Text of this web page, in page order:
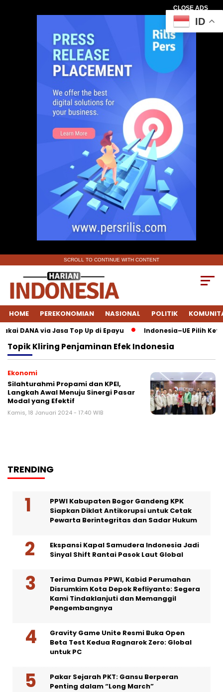
CLOSE ADS
SCROLL TO CONTINUE WITH CONTENT
HOME PEREKONOMIAN NASIONAL POLITIK
DANA via Jasa Top Up di Epayu Indonesia–UE Pilih
TopikKliring Penjaminan Efek Indonesia
Ekonomi
Silahturahmi Propami dan KPEI,
Langkah Awal Menuju Sinergi Pasar
Modal yang Efektif
Kamis, 18 Januari 2024 - 17:40 WIB
TRENDING
PPWI Kabupaten Bogor Gandeng KPK
Siapkan Diklat Antikorupsi untuk Cetak
Pewarta Berintegritas dan Sadar Hukum
Ekspansi Kapal Samudera Indonesia Jadi
Sinyal Shift Rantai Pasok Laut Global
Terima Dumas PPWI, Kabid Perumahan
Disrumkim Kota Depok Refliyanto: Segera
Kami Tindaklanjuti dan Memanggil
Pengembangnya
Gravity Game Unite Resmi Buka Open
Beta Test Kedua Ragnarok Zero: Global
untuk PC
Pakar Sejarah PKT: Gansu Berperan
Penting dalam “Long March”
ID